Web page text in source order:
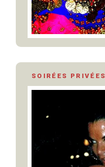
SOIRÉES PRIVÉES